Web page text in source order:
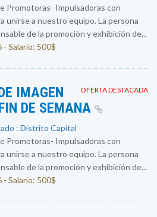
Promotoras- Impulsadoras con
unirse a nuestro equipo. La persona
de la promoción y exhibición de...
Salario: 500$
OFERTA DESTACADA
IMAGEN
DE SEMANA
: Distrito Capital
Promotoras- Impulsadoras con
unirse a nuestro equipo. La persona
de la promoción y exhibición de...
Salario: 500$